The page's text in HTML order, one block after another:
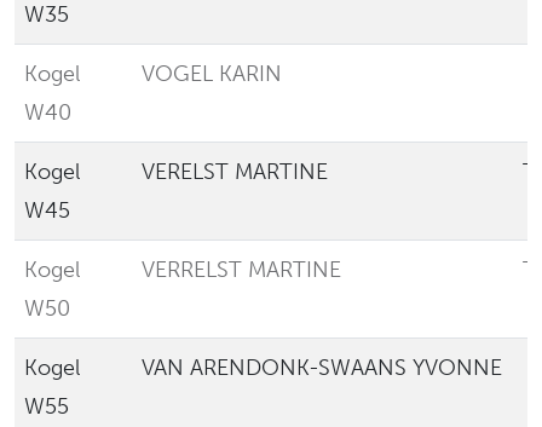
W35
Kogel
W40
VOGEL KARIN
Kogel
W45
VERELST MARTINE
Kogel
W50
VERRELST MARTINE
Kogel
W55
VAN ARENDONK-SWAANS YVONNE